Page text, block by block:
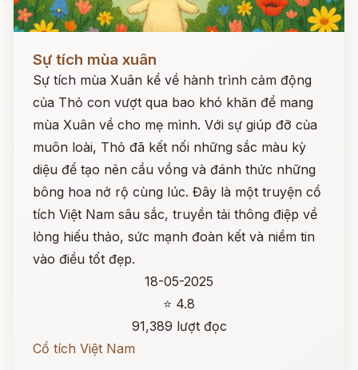
Sự tích mùa xuân
Sự tích mùa Xuân kể về hành trình cảm động
của Thỏ con vượt qua bao khó khăn để mang
mùa Xuân về cho mẹ mình. Với sự giúp đỡ của
muôn loài, Thỏ đã kết nối những sắc màu kỳ
diệu để tạo nên cầu vồng và đánh thức những
bông hoa nở rộ cùng lúc. Đây là một truyện cổ
tích Việt Nam sâu sắc, truyền tải thông điệp về
lòng hiếu thảo, sức mạnh đoàn kết và niềm tin
vào điều tốt đẹp.
18-05-2025
⭐ 4.8
91,389 lượt đọc
Cổ tích Việt Nam